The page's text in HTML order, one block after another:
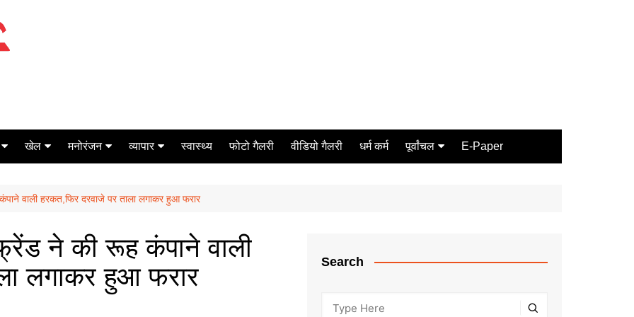
खेल
टेनिस
मनोरंजन
मिर्च मसाला
व्यापार
ऑटो मोबाइल
स्वास्थ्य फोटो गैलरी वीडियो गैलरी धर्म कर्म पूर्वांचल E-Paper
वाली हरकत,फिर दरवाजे पर ताला लगाकर हुआ फरार
ने की रूह कंपाने वाली
लगाकर हुआ फरार
Search